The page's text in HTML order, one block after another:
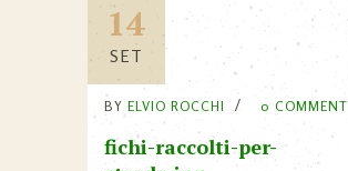
14
SET
BY ELVIO ROCCHI 0 COMMENT
fichi-raccolti-per-